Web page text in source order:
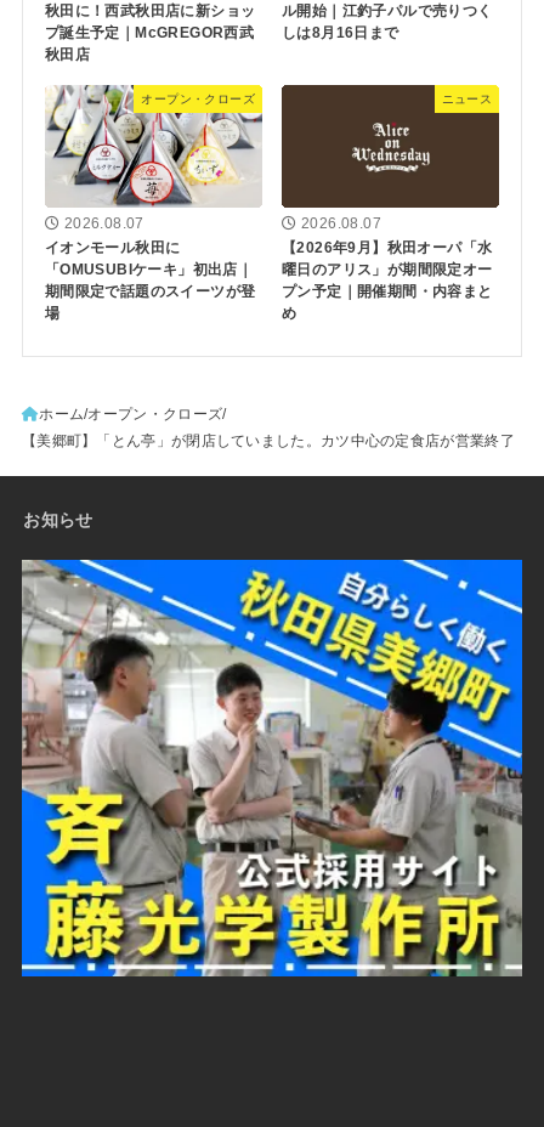
秋田に！西武秋田店に新ショッ
プ誕生予定｜McGREGOR西武
秋田店
ル開始｜江釣子パルで売りつく
しは8月16日まで
オープン・クローズ
2026.08.07
イオンモール秋田に
「OMUSUBIケーキ」初出店｜
期間限定で話題のスイーツが登
場
ニュース
2026.08.07
【2026年9月】秋田オーパ「水
曜日のアリス」が期間限定オー
プン予定｜開催期間・内容まと
め
ホーム オープン・クローズ
【美郷町】「とん亭」が閉店していました。カツ中心の定食店が営業終了
お知らせ